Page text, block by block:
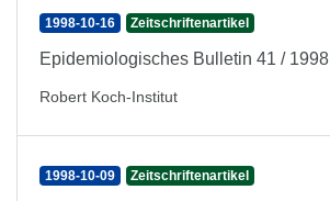
1998-10-16 Zeitschriftenartikel
Epidemiologisches Bulletin 41 / 1998
Robert Koch-Institut
1998-10-09 Zeitschriftenartikel